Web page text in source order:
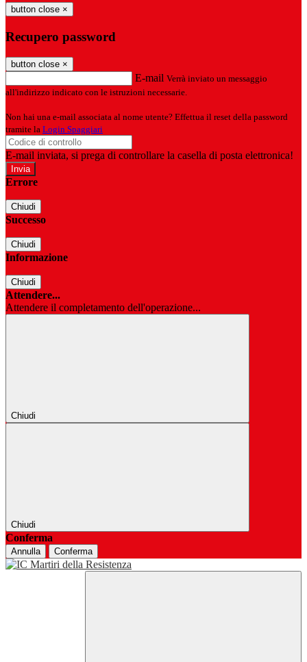
button close ×
Recupero password
button close ×
E-mail Verrà inviato un messaggio
all'indirizzo indicato con le istruzioni necessarie.
Non hai una e-mail associata al nome utente? Effettua il reset della password
tramite la Login Spaggiari
E-mail inviata, si prega di controllare la casella di posta elettronica!
Errore
Chiudi
Successo
Chiudi
Informazione
Chiudi
Attendere...
Attendere il completamento dell'operazione...
Chiudi
Chiudi
Conferma
Annulla Conferma